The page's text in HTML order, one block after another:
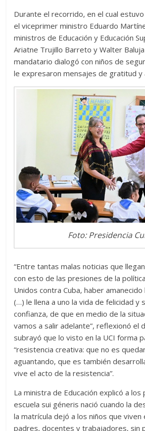
Durante el recorrido, en el cual
el viceprimer ministro Eduardo
ministros de Educación y Educación
Ariatne Trujillo Barreto y Walter Baluja
mandatario dialogó con niños de
le expresaron mensajes de gratitud y
Foto: Presidencia
“Entre tantas malas noticias que
con esto de las presiones de la
Unidos contra Cuba, haber amanecido
(…) le llena a uno la vida de felicidad y
confianza, de que en medio de la
vamos a salir adelante”, reflexionó el
subrayó que lo visto en la UCI forma
“resistencia creativa: que no es
aguantando, que es también
vive el acto de la resistencia”.
La ministra de Educación explicó a
escuela sui géneris nació cuando la
la matrícula dejó a los niños que viven
padres, docentes y trabajadores, sin